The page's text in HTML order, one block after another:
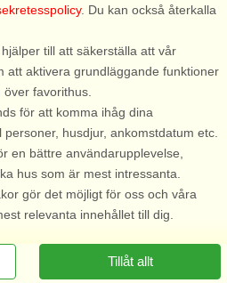
...
semesterboende med
från 2016 med stor härlig altan.
Från stugan har ni
till flera ...
från 19.057 SEK
. Du kan också återkalla
till att säkerställa att vår
att aktivera grundläggande funktioner
favorithus.
för att komma ihåg dina
husdjur, ankomstdatum etc.
en bättre användarupplevelse,
hus som är mest intressanta.
gör det möjligt för oss och våra
relevanta innehållet till dig.
Tillåt allt